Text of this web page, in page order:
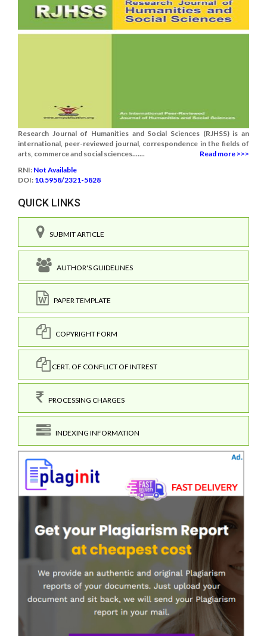
Research Journal of Humanities and Social Sciences (RJHSS) is an
international, peer-reviewed journal, correspondence in the fields of
arts, commerce and social sciences.......
Read more >>>
RNI: Not Available
DOI: 10.5958/2321-5828
QUICK LINKS
SUBMIT ARTICLE
AUTHOR'S GUIDELINES
PAPER TEMPLATE
COPYRIGHT FORM
CERT. OF CONFLICT OF INTREST
PROCESSING CHARGES
INDEXING INFORMATION